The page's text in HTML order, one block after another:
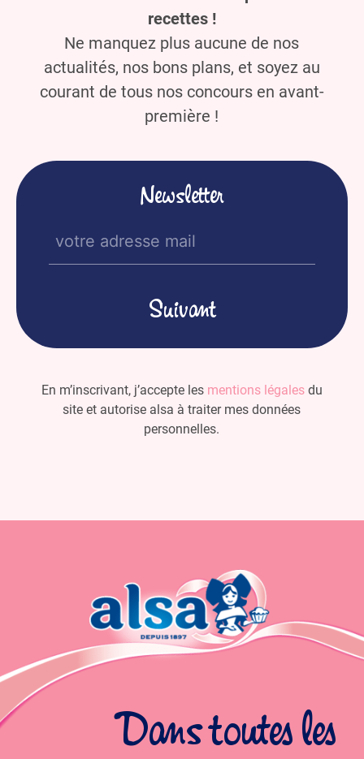
recettes !
Ne manquez plus aucune de nos
actualités, nos bons plans, et soyez au
courant de tous nos concours en avant-
première !
Newsletter
E-
mail
En m’inscrivant, j’accepte les mentions légalesdu
site et autorise alsa à traiter mes données
personnelles.
Dans toutes les